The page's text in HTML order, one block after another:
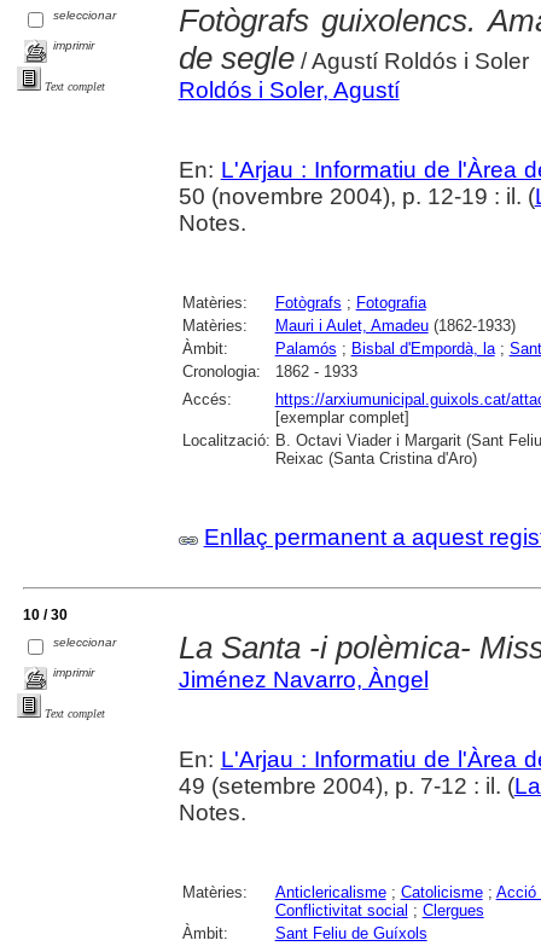
seleccionar
imprimir
Text complet
Fotògrafs guixolencs.
de segle/ Agustí Roldós i Soler
Roldós i Soler, Agustí
En: L'Arjau : Informatiu de l'Àrea
50 (novembre 2004), p. 12-19 : il. (
Notes.
Matèries: Fotògrafs ; Fotografia
Matèries:
Mauri i Aulet, Amadeu(1862-1933)
Àmbit:
Palamós ; Bisbal d'Empordà, la;
Cronologia:
1862 - 1933
Accés:
https://arxiumunicipal.guixols.cat/
[exemplar complet]
Localització: B. Octavi Viader i Margarit (Sant
Reixac (Santa Cristina d'Aro)
Enllaç permanent a aquest
10 / 30
seleccionar
imprimir
Text complet
La Santa -i polèmica-
Jiménez Navarro, Àngel
En: L'Arjau : Informatiu de l'Àrea
49 (setembre 2004), p. 7-12 : il. (
Notes.
Matèries: Anticlericalisme; Catolicisme; Acció
Conflictivitat social ; Clergues
Àmbit:
Sant Feliu de Guíxols